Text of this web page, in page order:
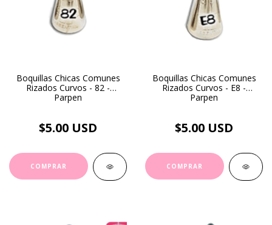
Boquillas Chicas Comunes
Rizados Curvos - 82 -
Parpen
$5.00 USD
Boquillas Chicas Comunes
Rizados Curvos - E8 -
Parpen
$5.00 USD